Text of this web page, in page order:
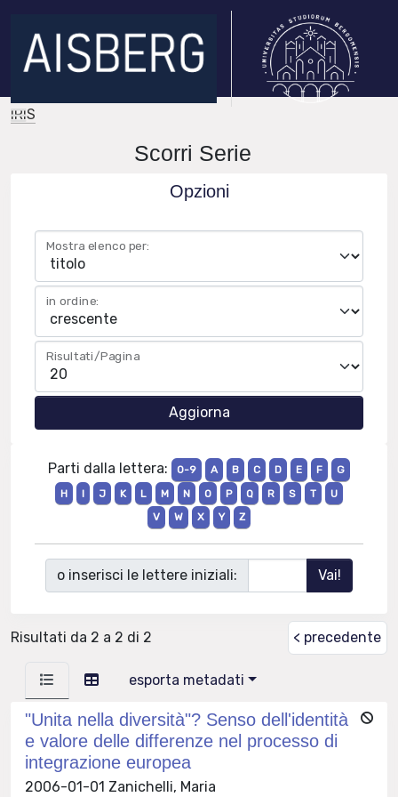
IRIS
Scorri Serie
Opzioni
Mostra elenco per:
in ordine:
Risultati/Pagina
Parti dalla lettera: 0-9 A B C D E F
G
H
I J K L M N O P Q R S T
U
V
W X Y Z
o inserisci le lettere iniziali:
Risultati da 2 a 2 di 2 < precedente
esporta metadati
"Unita nella diversità"? Senso dell'identità
e valore delle differenze nel processo di
integrazione europea
2006-01-01 Zanichelli, Maria